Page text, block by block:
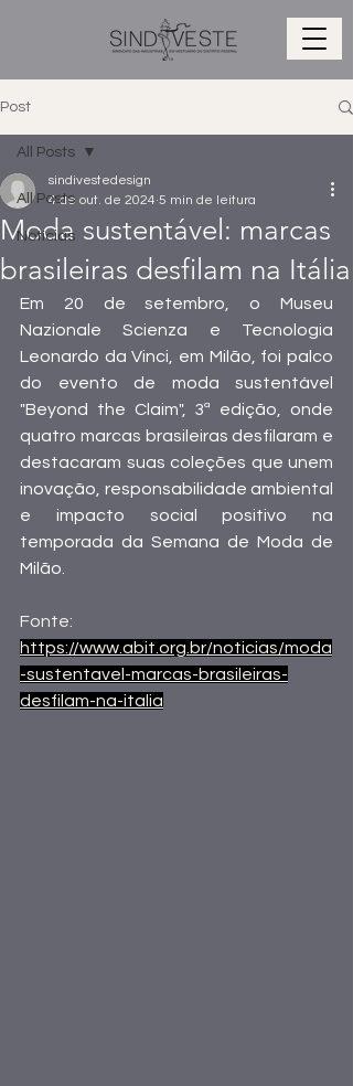
Post
All Posts
Notícias
All Posts
Moda sustentável: marcas
brasileiras desfilam na Itália
sindivestedesign
4 de out. de 2024 5 min de leitura
Em 20 de setembro, o Museu
Nazionale Scienza e Tecnologia
Leonardo da Vinci, em Milão, foi palco
do evento de moda sustentável
"Beyond the Claim", 3ª edição, onde
quatro marcas brasileiras desfilaram e
destacaram suas coleções que unem
inovação, responsabilidade ambiental
e impacto social positivo na
temporada da Semana de Moda de
Milão.
Fonte:
https://www.abit.org.br/noticias/moda
-sustentavel-marcas-brasileiras-
desfilam-na-italia